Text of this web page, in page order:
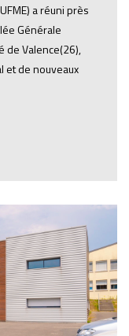
a réuni près
Générale
de Valence(26),
et de nouveaux